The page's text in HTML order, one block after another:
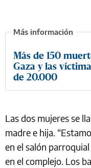
Más de 150
Gaza y las
de 20.000
Las dos mujeres se
madre e hija.
en el salón
en el complejo. Los